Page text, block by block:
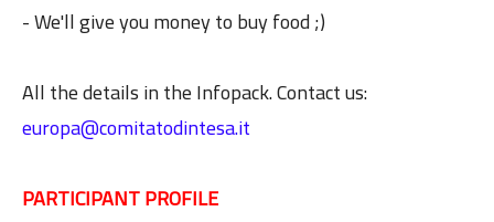
- We'll give you money to buy food ;)
All the details in the Infopack. Contact us:
europa@comitatodintesa.it
PARTICIPANT PROFILE